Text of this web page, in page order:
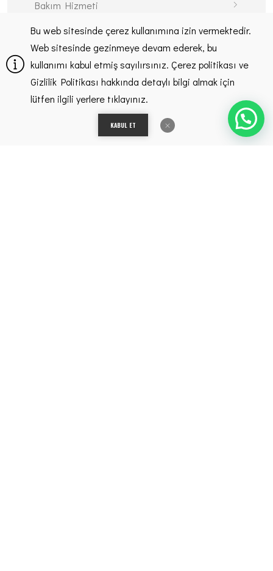
Bu web sitesinde çerez kullanımına izin vermektedir.
Web sitesinde gezinmeye devam ederek, bu
kullanımı kabul etmiş sayılırsınız. Çerez politikası ve
Gizlilik Politikası hakkında detaylı bilgi almak için
lütfen ilgili yerlere tıklayınız.
KABUL ET
Bakım Hizmeti
Kurumsal